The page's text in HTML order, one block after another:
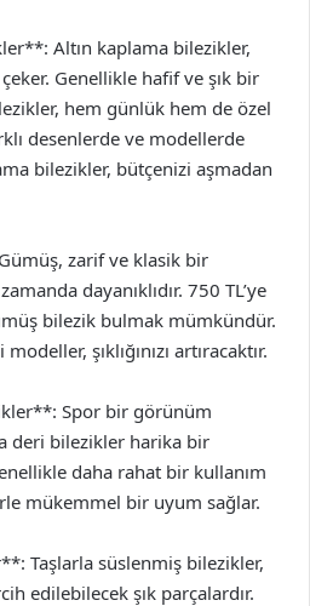
Altın kaplama bilezikler,
Genellikle hafif ve şık bir
hem günlük hem de özel
desenlerde ve modellerde
bilezikler, bütçenizi aşmadan
zarif ve klasik bir
dayanıklıdır. 750 TL’ye
bilezik bulmak mümkündür.
şıklığınızı artıracaktır.
Spor bir görünüm
deri bilezikler harika bir
daha rahat bir kullanım
mükemmel bir uyum sağlar.
Taşlarla süslenmiş bilezikler,
edilebilecek şık parçalardır.